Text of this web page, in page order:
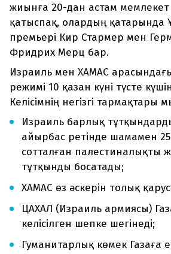
жиынға 20-дан астам
қатыспақ, олардың қатарында
премьері Кир Стармер мен
Фридрих Мерц бар.
Израиль мен ХАМАС
режимі 10 қазан күні түсте
Келісімнің негізгі тармақтары
Израиль барлық
айырбас ретінде шамамен
сотталған палестиналықты
тұтқынды босатады;
ХАМАС өз әскерін толық
ЦАХАЛ (Израиль армиясы)
келісілген шепке шегінеді;
Гуманитарлық көмек Газаға